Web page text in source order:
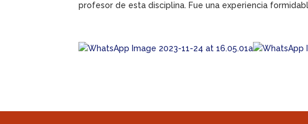
profesor de esta disciplina. Fue una experiencia